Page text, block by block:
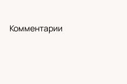
Комментарии